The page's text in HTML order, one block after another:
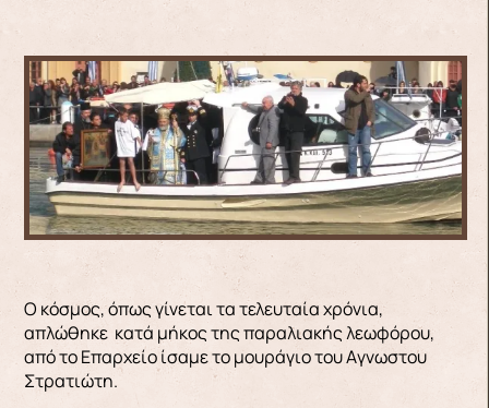
Ο κόσμος, όπως γίνεται τα τελευταία χρόνια,
απλώθηκε κατά μήκος της παραλιακής λεωφόρου,
από το Επαρχείο ίσαμε το μουράγιο του Aγνωστου
Στρατιώτη.